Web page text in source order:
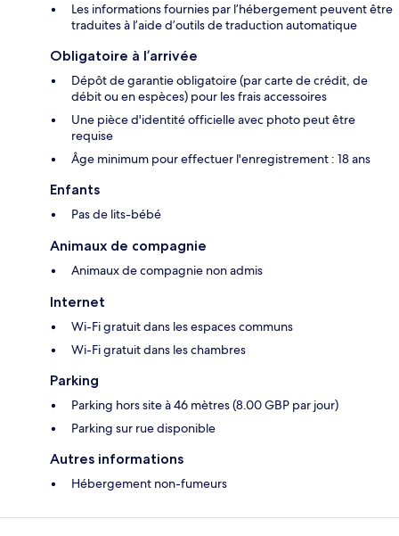
Les informations fournies par l’hébergement peuvent être
traduites à l’aide d’outils de traduction automatique
Obligatoire à l’arrivée
Dépôt de garantie obligatoire (par carte de crédit, de
débit ou en espèces) pour les frais accessoires
Une pièce d'identité officielle avec photo peut être
requise
Âge minimum pour effectuer l'enregistrement : 18 ans
Enfants
Pas de lits-bébé
Animaux de compagnie
Animaux de compagnie non admis
Internet
Wi-Fi gratuit dans les espaces communs
Wi-Fi gratuit dans les chambres
Parking
Parking hors site à 46 mètres (8.00 GBP par jour)
Parking sur rue disponible
Autres informations
Hébergement non-fumeurs